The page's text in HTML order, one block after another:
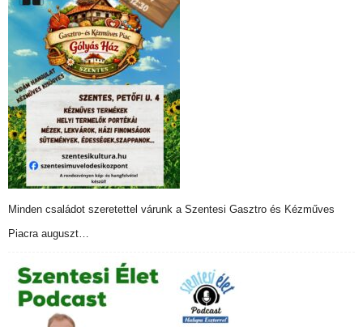
Minden családot szeretettel várunk a Szentesi Gasztro és Kézműves
Piacra auguszt…